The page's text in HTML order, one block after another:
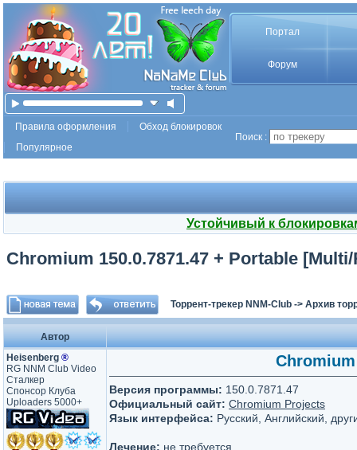
Портал
Форум
Правила оформления
Обход блокировок
Популярное
Поиск :
Устойчивый к
Chromium 150.0.7871.47 + Portable
Торрент-трекер NNM-Club -> Архив
Автор
Heisenberg ®
RG NNM Club Video
Сталкер
Спонсор Клуба
Uploaders 5000+
Версия программы: 150.0.7871.47
Официальный сайт: Chromium Projects
Язык интерфейса: Русский, Английский,
Лечение: не требуется